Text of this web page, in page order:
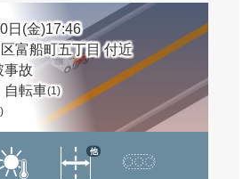
日(金)17:46
富船町五丁目 付近
事故
自転車(1)
他